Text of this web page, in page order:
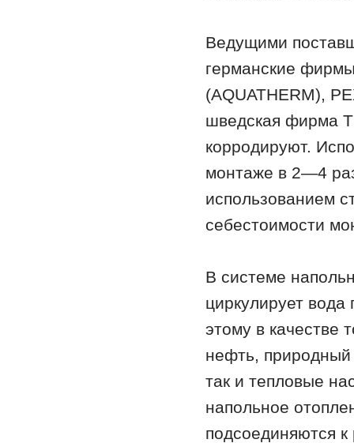
Ведущими
германские
(AQUATHERM),
шведская фирма
корродируют.
монтаже в 2—4
использованием
себестоимости
В системе
циркулирует
этому в качестве
нефть, природный
так и тепловые
напольное
подсоединяются к